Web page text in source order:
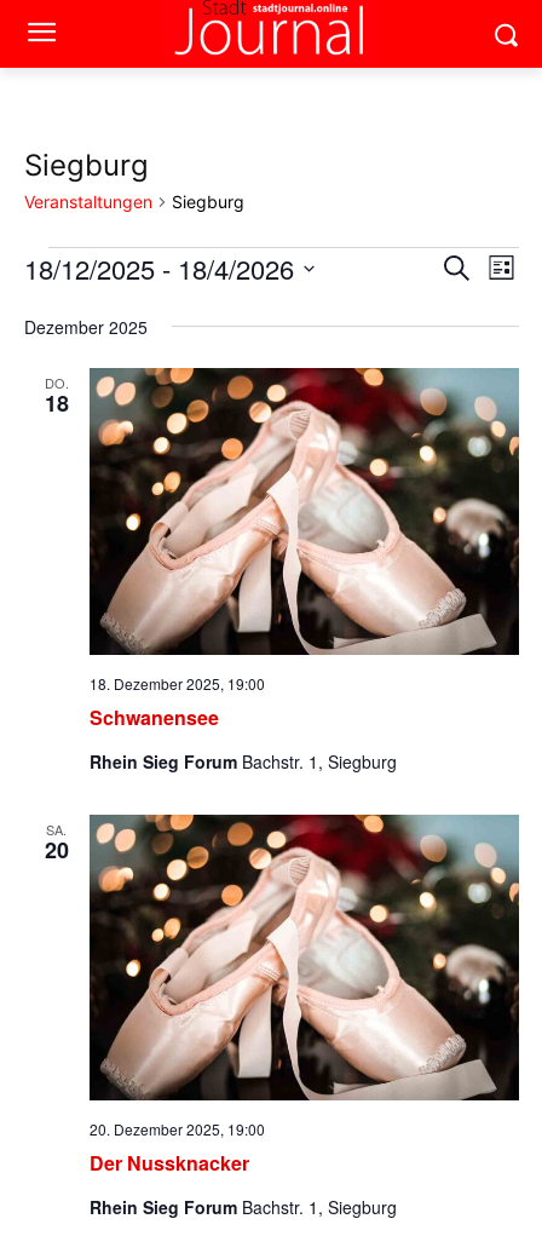
Siegburg
Veranstaltungen Siegburg
Veranstaltungen
Suche
und
SucheListe
18/12/2025 - 18/4/2026
wählen.
Dezember 2025
DO.
18
Schwanensee
18. Dezember 2025, 19:00
Rhein Sieg Forum Bachstr. 1, Siegburg
SA.
20
Der Nussknacker
20. Dezember 2025, 19:00
Rhein Sieg Forum Bachstr. 1, Siegburg